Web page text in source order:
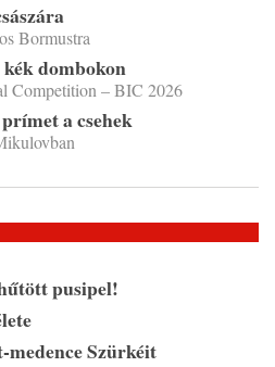
Bormustra
dombokon
Competition – BIC 2026
a csehek
pusipel!
Szürkéit